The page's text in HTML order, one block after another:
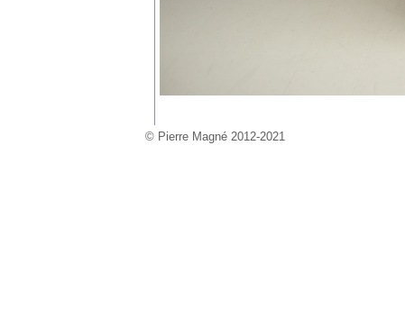
© Pierre Magné 2012-2021